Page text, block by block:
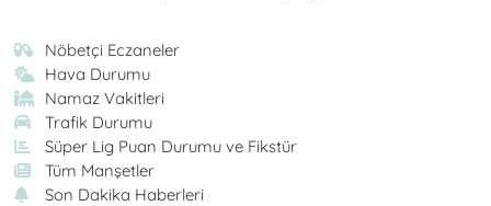
Nöbetçi Eczaneler
Hava Durumu
Namaz Vakitleri
Trafik Durumu
Süper Lig Puan Durumu ve Fikstür
Tüm Manşetler
Son Dakika Haberleri